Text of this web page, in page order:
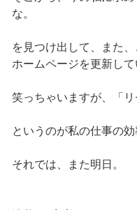
な。
を見つけ出して、また
ホームページを更新して
笑っちゃいますが、「リ
というのが私の仕事の
それでは、また明日。